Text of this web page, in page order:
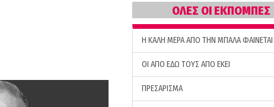
ΟΛΕΣ ΟΙ ΕΚΠΟΜΠΕΣ
H ΚΑΛΗ ΜΕΡΑ ΑΠΟ ΤΗΝ ΜΠΑΛΑ ΦΑΙΝΕΤΑΙ
ΟΙ ΑΠΟ ΕΔΩ ΤΟΥΣ ΑΠΟ ΕΚΕΙ
ΠΡΕΣΑΡΙΣΜΑ